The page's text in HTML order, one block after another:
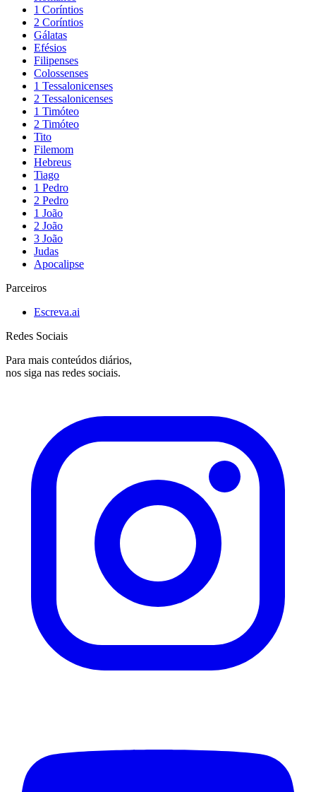
1 Coríntios
2 Coríntios
Gálatas
Efésios
Filipenses
Colossenses
1 Tessalonicenses
2 Tessalonicenses
1 Timóteo
2 Timóteo
Tito
Filemom
Hebreus
Tiago
1 Pedro
2 Pedro
1 João
2 João
3 João
Judas
Apocalipse
Parceiros
Escreva.ai
Redes Sociais
Para mais conteúdos diários,
nos siga nas redes sociais.